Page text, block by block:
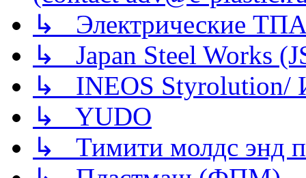
↳ Электрические
↳ Japan Steel Works
↳ INEOS
↳ YUDO
↳ Тимити молдс энд